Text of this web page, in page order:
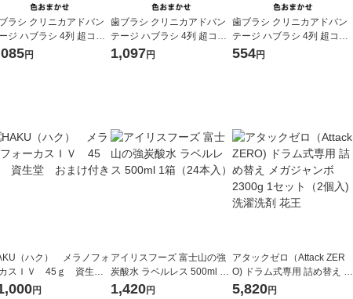
ラシ クリニカアドバン
ジ ハブラシ 4列 超コン
ト ふつう 虫歯予防 歯垢
円
歯ブラシ クリニカアドバン
テージ ハブラシ 4列 超コン
パクト やわらかめ 虫歯予防
1,097円
歯ブラシ クリニカアドバン
テージ ハブラシ 4列 超コン
パクト やわらかめ 虫歯予防
554円
（ハク） メラノフォ
スＩＶ 45ｇ 資生
おまけ付き
円
アイリスフーズ 富士山の強
炭酸水 ラベルレス 500ml 1
箱（24本入）
1,420円
アタックゼロ（Attack ZER
O) ドラム式専用 詰め替え メ
ガジャンボ 2300g 1セット
5,820円